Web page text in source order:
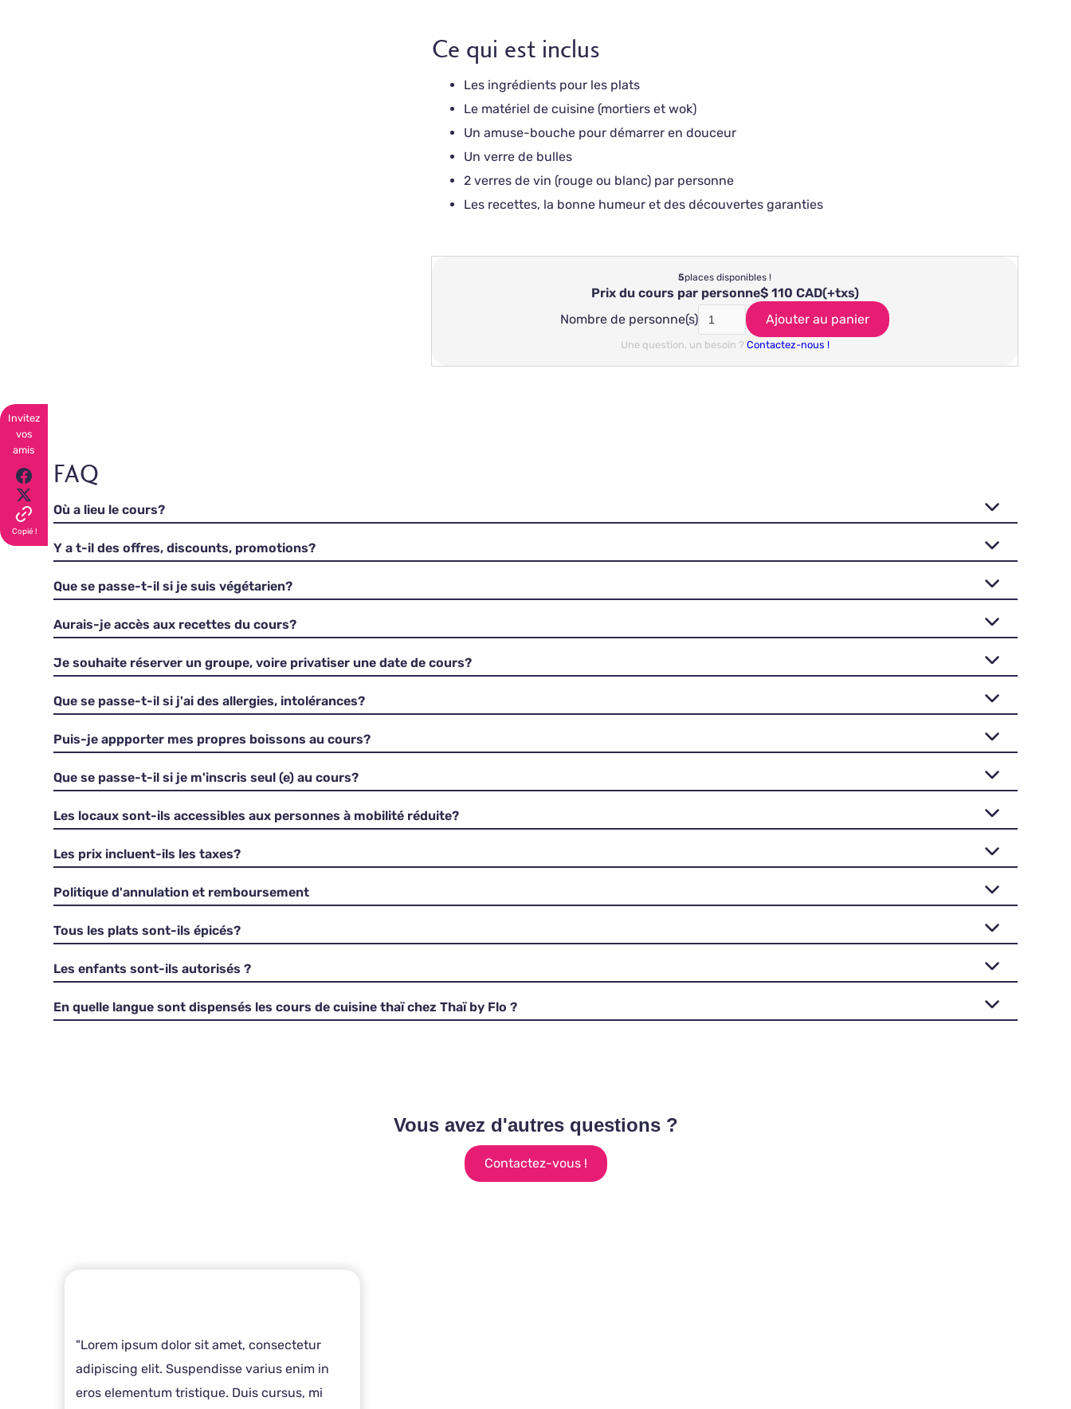
Ce qui est inclus
Les ingrédients pour les plats
Le matériel de cuisine (mortiers et wok)
Un amuse-bouche pour démarrer en douceur
Un verre de bulles
2 verres de vin (rouge ou blanc) par personne
Les recettes, la bonne humeur et des découvertes garanties
5places disponibles !
Prix du cours par personne$ 110 CAD(+txs)
Nombre de personne(s)
Une question, un besoin ? Contactez-nous !
Invitez
vos
amis
Copié !
FAQ
Où a lieu le cours?
Y a t-il des offres, discounts, promotions?
Que se passe-t-il si je suis végétarien?
Aurais-je accès aux recettes du cours?
Je souhaite réserver un groupe, voire privatiser une date de cours?
Que se passe-t-il si j'ai des allergies, intolérances?
Puis-je appporter mes propres boissons au cours?
Que se passe-t-il si je m'inscris seul (e) au cours?
Les locaux sont-ils accessibles aux personnes à mobilité réduite?
Les prix incluent-ils les taxes?
Politique d'annulation et remboursement
Tous les plats sont-ils épicés?
Les enfants sont-ils autorisés ?
En quelle langue sont dispensés les cours de cuisine thaï chez Thaï by Flo ?
Vous avez d'autres questions ?
Contactez-vous !
"Lorem ipsum dolor sit amet, consectetur
adipiscing elit. Suspendisse varius enim in
eros elementum tristique. Duis cursus, mi